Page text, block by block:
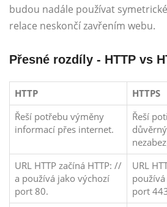
budou nadále používat
relace neskončí zavřením webu.
Přesné rozdíly - HTTP vs
HTTP
HTTPS
Řeší potřebu výměny
informací přes internet.
Řeší
URL HTTP začíná HTTP: //
a používá jako výchozí
port 80.
URL
port